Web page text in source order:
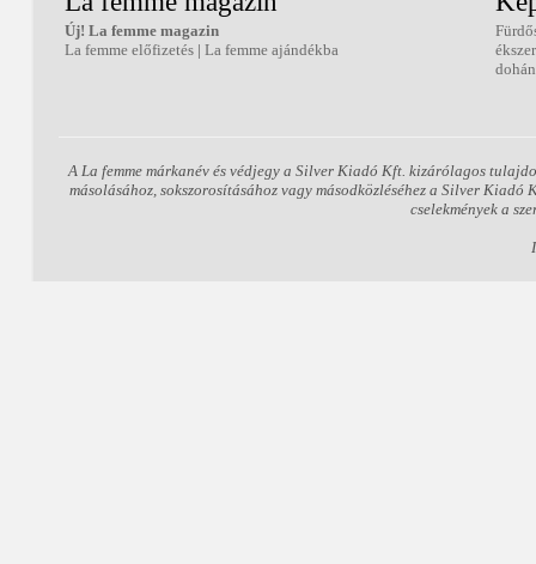
Új! La femme magazin
La femme előfizetés | La femme ajándékba
A La femme márkanév és védjegy a Silver Kiadó Kft. kizárólagos
másolásához, sokszorosításához vagy másodközléséhez a Silver
cselekmények a